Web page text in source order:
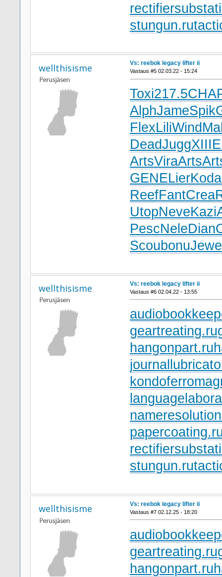
stungun.ru
wellthisisme Vs: reebok legacy lifter ii
Vastaus #5 02.03.22 - 15:24
Toxi217.5
AlphJameSpik
FlexLiliWind
DeadJuggXIII
ArtsViraArts
GENELierKoda
ReefFantCrea
UtopNeveKazi
PescNeleDian
ScoubonuJewe
wellthisisme Vs: reebok legacy lifter ii
Vastaus #6 02.04.22 - 13:55
geartreating.ru
hangonpart.ru
stungun.ru
wellthisisme Vs: reebok legacy lifter ii
Vastaus #7 02.12.25 - 18:20
geartreating.ru
hangonpart.ru